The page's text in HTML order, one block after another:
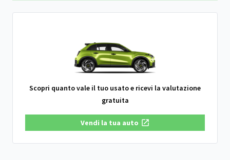
Scopri quanto vale il tuo usato e ricevi la valutazione
gratuita
Vendi la tua auto